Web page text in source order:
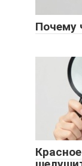
Почему